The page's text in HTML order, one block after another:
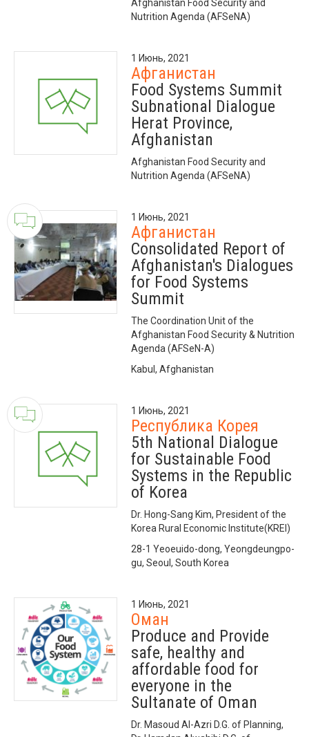
Afghanistan Food Security and
Nutrition Agenda (AFSeNA)
1 Июнь, 2021
Афганистан
Food Systems Summit
Subnational Dialogue
Herat Province,
Afghanistan
Afghanistan Food Security and
Nutrition Agenda (AFSeNA)
1 Июнь, 2021
Афганистан
Consolidated Report of
Afghanistan's Dialogues
for Food Systems
Summit
The Coordination Unit of the
Afghanistan Food Security & Nutrition
Agenda (AFSeN-A)
Kabul, Afghanistan
1 Июнь, 2021
Республика Корея
5th National Dialogue
for Sustainable Food
Systems in the Republic
of Korea
Dr. Hong-Sang Kim, President of the
Korea Rural Economic Institute(KREI)
28-1 Yeoeuido-dong, Yeongdeungpo-
gu, Seoul, South Korea
1 Июнь, 2021
Оман
Produce and Provide
safe, healthy and
affordable food for
everyone in the
Sultanate of Oman
Dr. Masoud Al-Azri D.G. of Planning,